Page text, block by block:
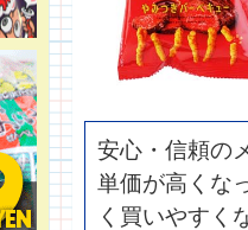
安心・信頼の
単価が高くな
く買いやすく